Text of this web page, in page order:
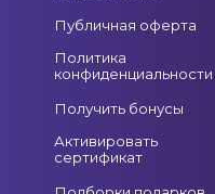
Публичная оферта
Политика
конфиденциальности
Получить бонусы
Активировать
сертификат